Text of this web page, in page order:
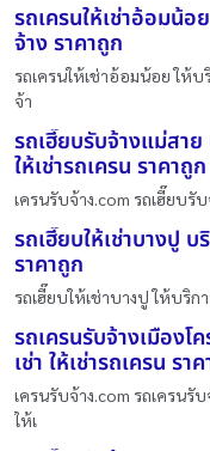
รถเครนให้เช่าอ้อมน้อ
จ้าง ราคาถูก
รถเครนให้เช่าอ้อมน้อย ให้บ
จ้า
รถเฮี๊ยบรับจ้างแม่สาย
ให้เช่ารถเครน ราคาถูก
เครนรับจ้าง.com รถเฮี๊ยบรั
รถเฮี๊ยบให้เช่าบางปู
ราคาถูก
รถเฮี๊ยบให้เช่าบางปู ให้บริก
รถเครนรับจ้างเมืองโ
เช่า ให้เช่ารถเครน รา
เครนรับจ้าง.com รถเครนรั
ให้เ